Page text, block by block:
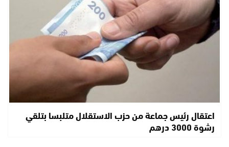
اعتقال رئيس جماعة من حزب الاستقلال متلبسا بتلقي
رشوة 3000 درهم